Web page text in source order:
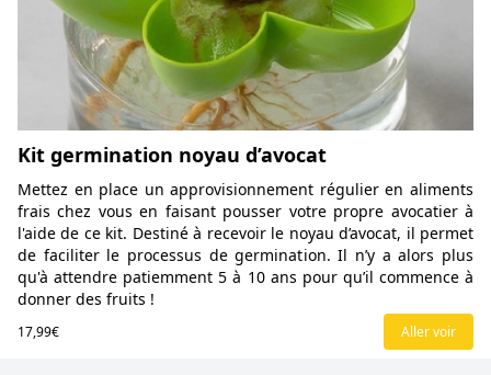
Kit germination noyau d’avocat
Mettez en place un approvisionnement régulier en aliments
frais chez vous en faisant pousser votre propre avocatier à
l'aide de ce kit. Destiné à recevoir le noyau d’avocat, il permet
de faciliter le processus de germination. Il n’y a alors plus
qu'à attendre patiemment 5 à 10 ans pour qu’il commence à
donner des fruits !
17,99€ Aller voir